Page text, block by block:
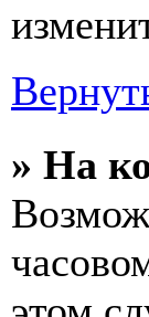
» На